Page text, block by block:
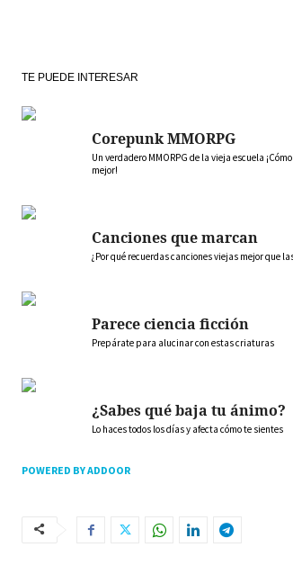
TE PUEDE INTERESAR
Corepunk MMORPG
Un verdadero MMORPG de la vieja escuela
mejor!
Canciones que marcan
¿Por qué recuerdas canciones viejas mejor que
Parece ciencia ficción
Prepárate para alucinar con estas criaturas
¿Sabes qué baja tu ánimo?
Lo haces todos los días y afecta cómo te sientes
POWERED BY ADDOOR